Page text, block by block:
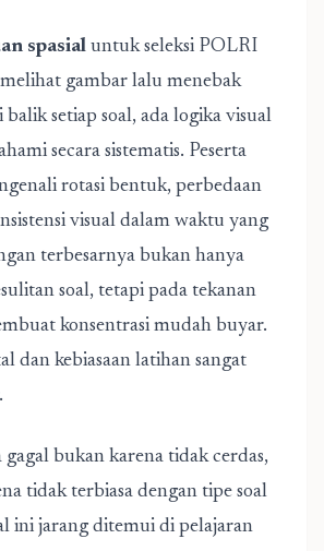
spasial untuk seleksi POLRI
gambar lalu menebak
setiap soal, ada logika visual
secara sistematis. Peserta
rotasi bentuk, perbedaan
visual dalam waktu yang
terbesarnya bukan hanya
soal, tetapi pada tekanan
konsentrasi mudah buyar.
dan kebiasaan latihan sangat
gagal bukan karena tidak cerdas,
tidak terbiasa dengan tipe soal
ini jarang ditemui di pelajaran